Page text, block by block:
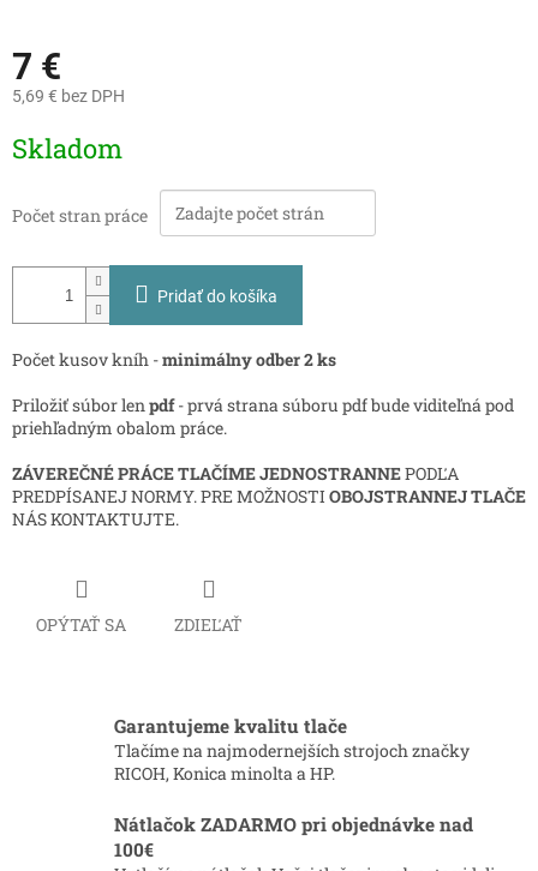
7 €
5,69 € bez DPH
cena:
Skladom
Počet stran práce
Pridať do košíka
Počet kusov kníh -minimálny odber 2 ks
Priložiť súbor lenpdf- prvá strana súboru pdf bude viditeľná pod
priehľadným obalom práce.
ZÁVEREČNÉ PRÁCE TLAČÍMEJEDNOSTRANNEPODĽA
PREDPÍSANEJ NORMY. PRE MOŽNOSTI OBOJSTRANNEJ TLAČE
NÁS KONTAKTUJTE.
OPÝTAŤ SA ZDIEĽAŤ
Garantujeme kvalitu tlače
Tlačíme na najmodernejších strojoch značky
RICOH, Konica minolta a HP.
Nátlačok ZADARMO pri objednávke nad
100€